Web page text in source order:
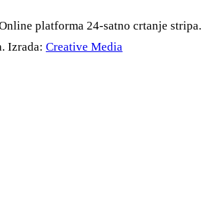
platforma 24-satno crtanje stripa.
Izrada: Creative Media